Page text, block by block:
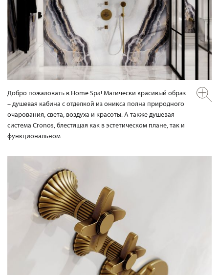
Добро пожаловать в Home Spa! Магически красивый образ
– душевая кабина с отделкой из оникса полна природного
очарования, света, воздуха и красоты. А также душевая
система Cronos, блестящая как в эстетическом плане, так и
функциональном.